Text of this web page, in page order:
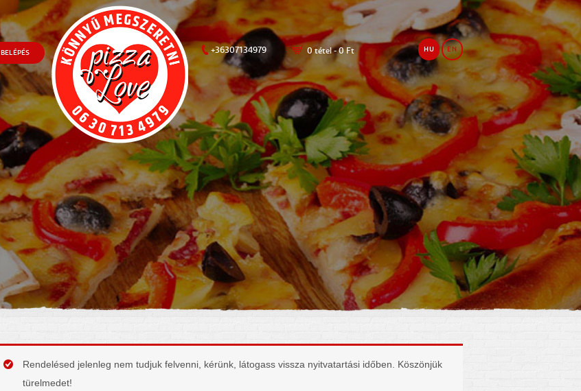
BELÉPÉS +36307134979 0 tétel-0 Ft HU EN
Rendelésed jelenleg nem tudjuk felvenni, kérünk, látogass vissza nyitvatartási időben. Köszönjük
türelmedet!